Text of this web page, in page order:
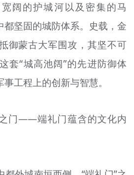
阔的护城河以及密集的马
都坚固的城防体系。史载，金
御蒙古大军围攻，其坚不可
套“城高池阔”的先进防御体
工程上的创新与智慧。
门——端礼门蕴含的文化内